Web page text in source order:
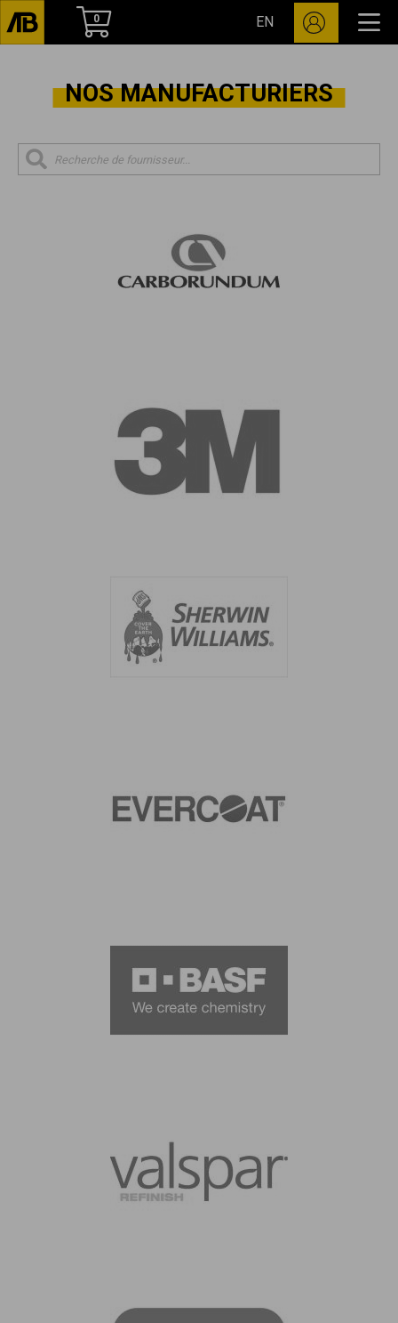
0 EN
NOS MANUFACTURIERS